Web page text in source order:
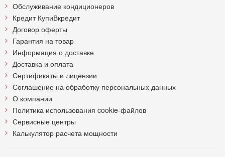
Обслуживание кондиционеров
Кредит КупиВкредит
Договор оферты
Гарантия на товар
Информация о доставке
Доставка и оплата
Сертификаты и лицензии
Соглашение на обработку персональных данных
О компании
Политика использования cookie-файлов
Сервисные центры
Калькулятор расчета мощности